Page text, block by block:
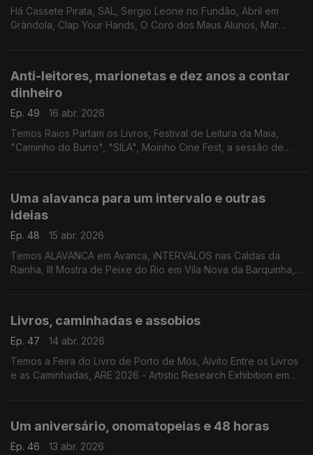
Há Cassete Pirata, SAL, Sergio Leone no Fundão, Abril em
Grândola, Clap Your Hands, O Coro dos Maus Alunos, Mar
Anti-leitores, marionetas e dez anos a contar
dinheiro
Ep. 49
16 abr. 2026
Temos Raios Partam os Livros, Festival de Leitura da Maia,
"Caminho do Burro", "SILA", Moinho Cine Fest, a sessão de
Uma alavanca para um intervalo e outras
ideias
Ep. 48
15 abr. 2026
Temos ALAVANCA em Avanca, iNTERVALOS nas Caldas da
Rainha, III Mostra de Peixe do Rio em Vila Nova da Barquinha,
Livros, caminhadas e assobios
Ep. 47
14 abr. 2026
Temos a Feira do Livro de Porto de Mós, Alvito Entre os Livros
e as Caminhadas, ARE 2026 - Artistic Research Exhibition em
Um aniversário, onomatopeias e 48 horas
Ep. 46
13 abr. 2026